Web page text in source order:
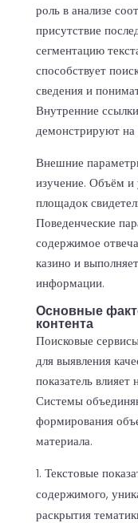
роль в анализе
присутствие
сегментацию
способствует
сведения и
Внутренние
демонстрируют
Внешние
изучение. Объём и
площадок
Поведенческие
содержимое
казино и
информации.
Основные
контента
Поисковые
для выявления
показатель влияет
Системы
формирования
материала.
Текстовые
содержимого,
раскрытия